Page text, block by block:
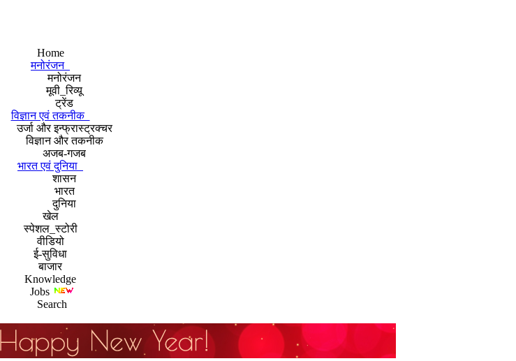
Home
मनोरंजन
मनोरंजन
मूवी_रिव्यू
ट्रेंड
विज्ञान एवं तकनीक
उर्जा और इन्फ्रास्ट्रक्चर
विज्ञान और तकनीक
अजब-गजब
भारत एवं दुनिया
शासन
भारत
दुनिया
खेल
स्पेशल_स्टोरी
वीडियो
ई-सुविधा
बाजार
Knowledge
Jobs
Search